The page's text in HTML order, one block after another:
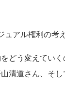
アル権利の考
どう変えてい
清道さん、そ